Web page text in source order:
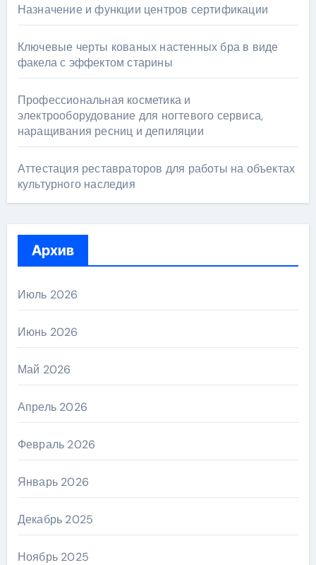
Назначение и функции центров сертификации
Ключевые черты кованых настенных бра в виде
факела с эффектом старины
Профессиональная косметика и
электрооборудование для ногтевого сервиса,
наращивания ресниц и депиляции
Аттестация реставраторов для работы на объектах
культурного наследия
Архив
Июль 2026
Июнь 2026
Май 2026
Апрель 2026
Февраль 2026
Январь 2026
Декабрь 2025
Ноябрь 2025